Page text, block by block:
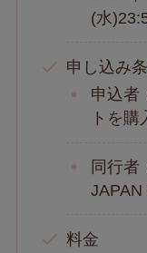
(水
申し込み
申込者
トを
同行者
JAPAN
料金